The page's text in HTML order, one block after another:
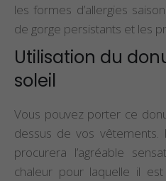
les formes d’allergies
de gorge persistants et les
Utilisation du
soleil
Vous pouvez porter ce
dessus de vos vêtements.
procurera l’agréable
chaleur pour laquelle il